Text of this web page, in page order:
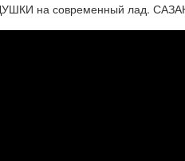
на современный лад.